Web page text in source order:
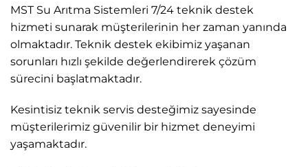
MST Su Arıtma Sistemleri 7/24 teknik destek
hizmeti sunarak müşterilerinin her zaman yanında
olmaktadır. Teknik destek ekibimiz yaşanan
sorunları hızlı şekilde değerlendirerek çözüm
sürecini başlatmaktadır.
Kesintisiz teknik servis desteğimiz sayesinde
müşterilerimiz güvenilir bir hizmet deneyimi
yaşamaktadır.